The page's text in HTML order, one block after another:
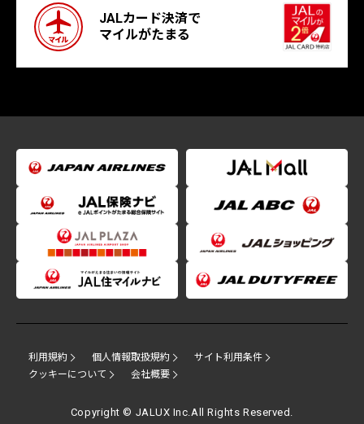
JALカード決済で
マイルがたまる
利用規約 個人情報取扱規約
サイト利用条件
クッキーについて
会社概要
Copyright © JALUX Inc.All Rights Reserved.